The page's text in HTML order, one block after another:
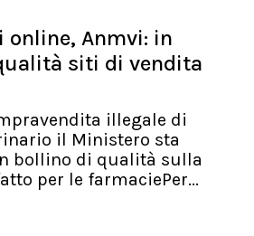
online, Anmvi: in
siti di vendita
illegale di
il Ministero sta
bollino di qualità sulla
per le farmaciePer...